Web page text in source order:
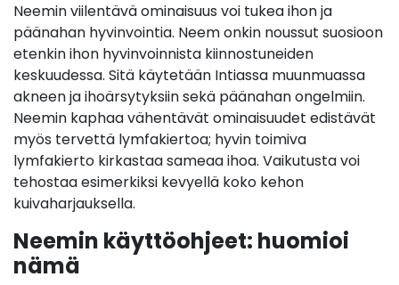
Neemin viilentävä ominaisuus voi tukea ihon ja
päänahan hyvinvointia. Neem onkin noussut suosioon
etenkin ihon hyvinvoinnista kiinnostuneiden
keskuudessa. Sitä käytetään Intiassa muunmuassa
akneen ja ihoärsytyksiin sekä päänahan ongelmiin.
Neemin kaphaa vähentävät ominaisuudet edistävät
myös tervettä lymfakiertoa; hyvin toimiva
lymfakierto kirkastaa sameaa ihoa. Vaikutusta voi
tehostaa esimerkiksi kevyellä koko kehon
kuivaharjauksella.
Neemin käyttöohjeet: huomioi
nämä